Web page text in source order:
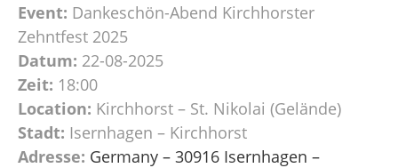
Event: Dankeschön-Abend Kirchhorster
Zehntfest 2025
Datum: 22-08-2025
Zeit: 18:00
Location: Kirchhorst – St. Nikolai (Gelände)
Stadt: Isernhagen – Kirchhorst
Adresse: Germany – 30916 Isernhagen –